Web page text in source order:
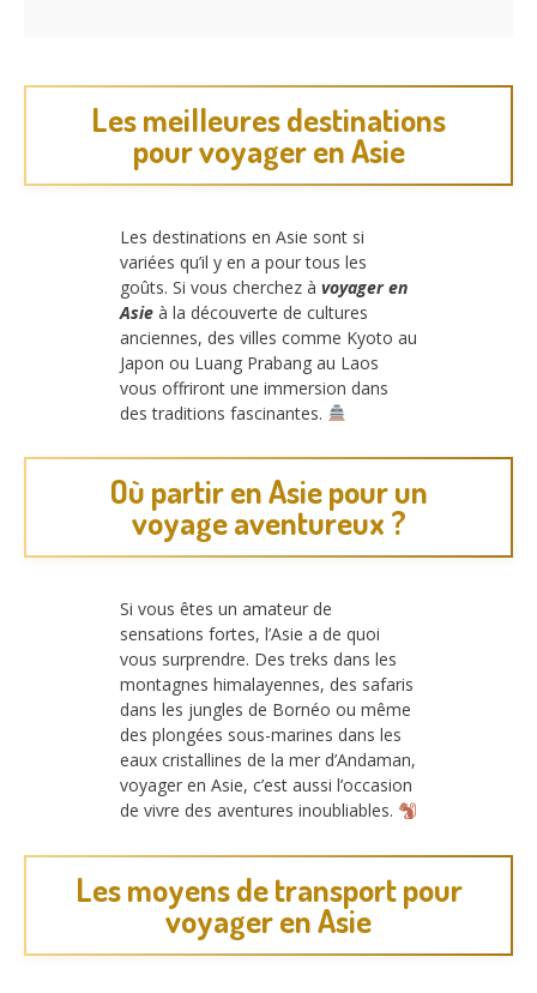
Les meilleures destinations
pour voyager en Asie
Les destinations en Asie sont si
variées qu’il y en a pour tous les
goûts. Si vous cherchez à voyager en
Asie à la découverte de cultures
anciennes, des villes comme Kyoto au
Japon ou Luang Prabang au Laos
vous offriront une immersion dans
des traditions fascinantes.
Où partir en Asie pour un
voyage aventureux ?
Si vous êtes un amateur de
sensations fortes, l’Asie a de quoi
vous surprendre. Des treks dans les
montagnes himalayennes, des safaris
dans les jungles de Bornéo ou même
des plongées sous-marines dans les
eaux cristallines de la mer d’Andaman,
voyager en Asie, c’est aussi l’occasion
de vivre des aventures inoubliables.
Les moyens de transport pour
voyager en Asie